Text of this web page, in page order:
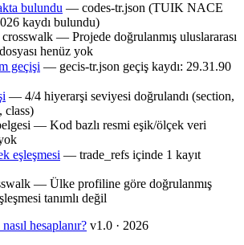
bulundu — codes-tr.json (TUIK NACE
kaydı bulundu)
crosswalk — Projede doğrulanmış uluslararası
henüz yok
geçişi — gecis-tr.json geçiş kaydı: 29.31.90
— 4/4 hiyerarşi seviyesi doğrulandı (section,
class)
— Kod bazlı resmi eşik/ölçek veri
eşleşmesi — trade_refs içinde 1 kayıt
— Ülke profiline göre doğrulanmış
tanımlı değil
hesaplanır? v1.0 · 2026